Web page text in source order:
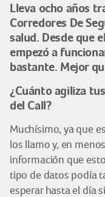
Lleva ocho años
Corredores De
salud. Desde que
empezó a
bastante. Mejor
¿Cuánto agiliza
del Call?
Muchísimo, ya que
los llamo y, en
información que
tipo de datos podía
esperar hasta el día